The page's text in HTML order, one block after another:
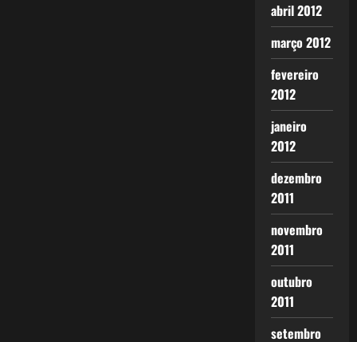
abril 2012
março 2012
fevereiro
2012
janeiro
2012
dezembro
2011
novembro
2011
outubro
2011
setembro